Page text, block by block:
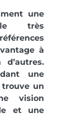
une
très
à
d’autres.
une
un
vision
et une